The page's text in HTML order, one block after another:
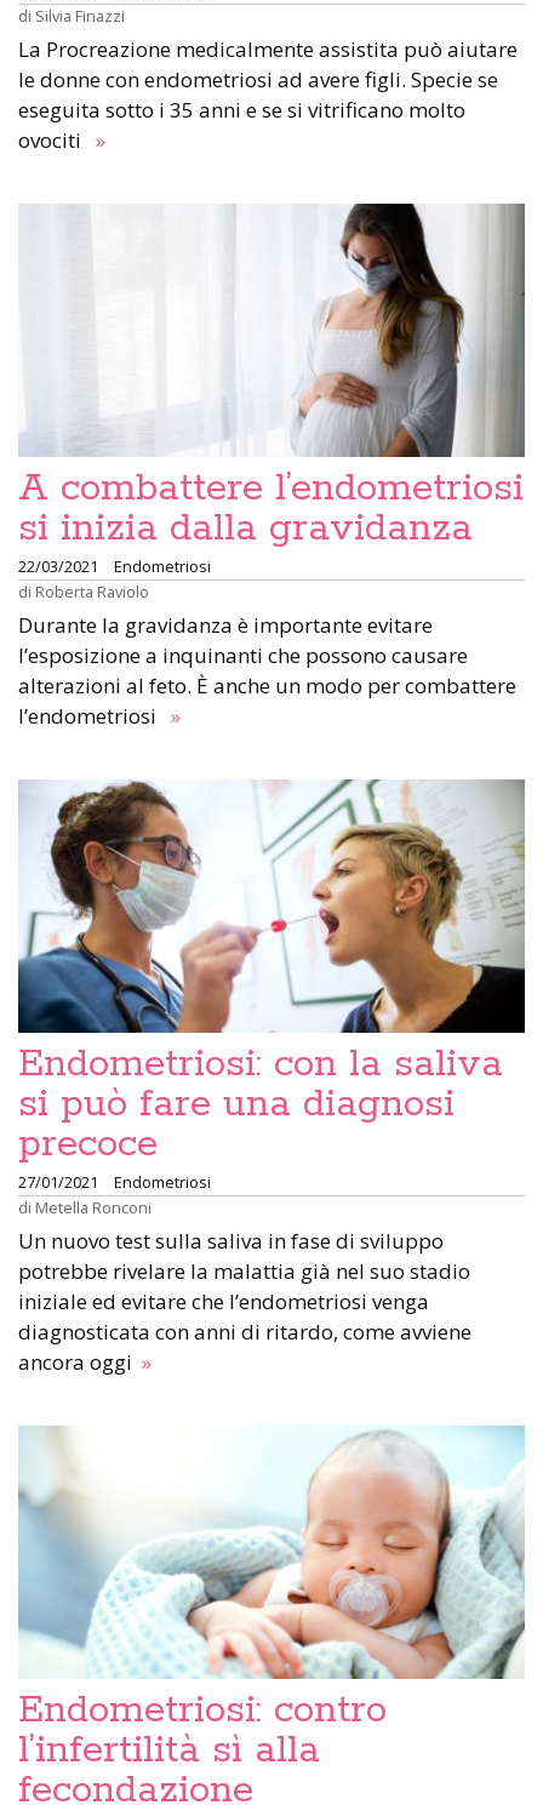
di Silvia Finazzi
La Procreazione medicalmente assistita può aiutare
le donne con endometriosi ad avere figli. Specie se
eseguita sotto i 35 anni e se si vitrificano molto
ovociti »
A combattere l’endometriosi
si inizia dalla gravidanza
22/03/2021
Endometriosi
di Roberta Raviolo
Durante la gravidanza è importante evitare
l’esposizione a inquinanti che possono causare
alterazioni al feto. È anche un modo per combattere
l’endometriosi »
Endometriosi: con la saliva
si può fare una diagnosi
precoce
27/01/2021
Endometriosi
di Metella Ronconi
Un nuovo test sulla saliva in fase di sviluppo
potrebbe rivelare la malattia già nel suo stadio
iniziale ed evitare che l’endometriosi venga
diagnosticata con anni di ritardo, come avviene
ancora oggi »
Endometriosi: contro
l’infertilità sì alla
fecondazione